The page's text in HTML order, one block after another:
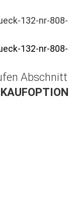
Abschnitt
KAUFOPTION